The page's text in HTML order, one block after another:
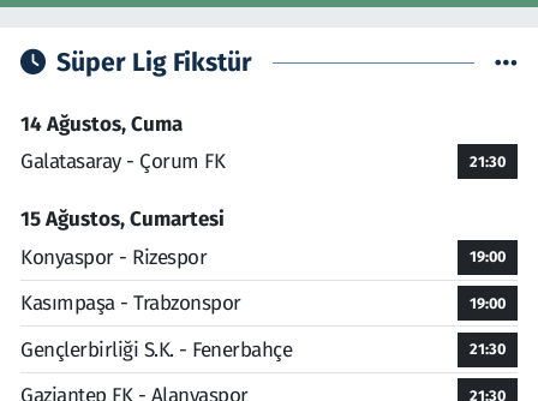
Süper Lig Fikstür
14 Ağustos, Cuma
Galatasaray - Çorum FK
21:30
15 Ağustos, Cumartesi
Konyaspor - Rizespor
19:00
Kasımpaşa - Trabzonspor 19:00
Gençlerbirliği S.K. - Fenerbahçe 21:30
Gaziantep FK - Alanyaspor 21:30